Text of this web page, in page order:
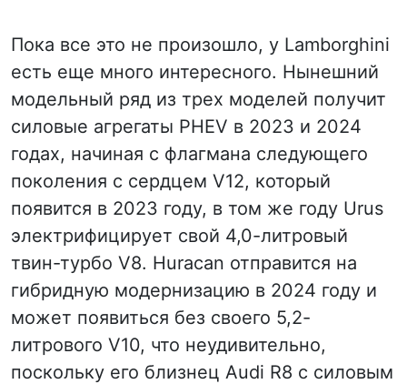
Пока все это не произошло, у Lamborghini
есть еще много интересного. Нынешний
модельный ряд из трех моделей получит
силовые агрегаты PHEV в 2023 и 2024
годах, начиная с флагмана следующего
поколения с сердцем V12, который
появится в 2023 году, в том же году Urus
электрифицирует свой 4,0-литровый
твин-турбо V8. Huracan отправится на
гибридную модернизацию в 2024 году и
может появиться без своего 5,2-
литрового V10, что неудивительно,
поскольку его близнец Audi R8 с силовым